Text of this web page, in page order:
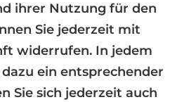
ihrer Nutzung für den
Sie jederzeit mit
widerrufen. In jedem
ein entsprechender
Sie sich jederzeit auch